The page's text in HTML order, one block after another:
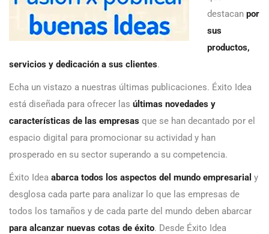
destacan por
sus
productos,
servicios y dedicación a sus clientes.
Echa un vistazo a nuestras últimas publicaciones. Éxito Idea
está diseñada para ofrecer las últimas novedades y
características de las empresas que se han decantado por el
espacio digital para promocionar su actividad y han
prosperado en su sector superando a su competencia.
Éxito Idea abarca todos los aspectos del mundo empresarial y
desglosa cada parte para analizar lo que las empresas de
todos los tamaños y de cada parte del mundo deben abarcar
para alcanzar nuevas cotas de éxito. Desde Éxito Idea